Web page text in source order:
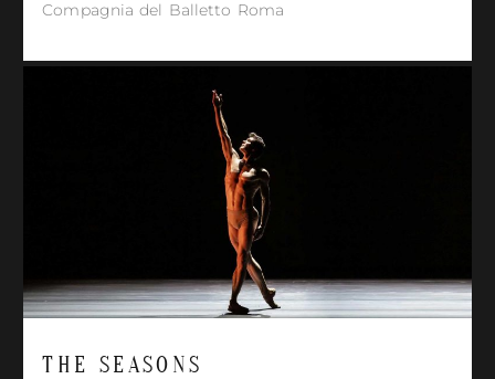
Compagnia del Balletto Roma
THE SEASONS